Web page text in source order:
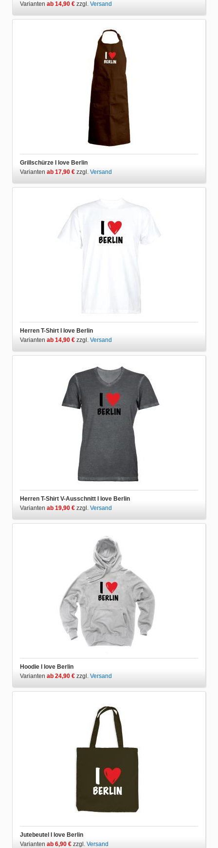
Varianten ab 14,90 € zzgl. Versand
Grillschürze I love Berlin
Varianten ab 17,90 € zzgl. Versand
Herren T-Shirt I love Berlin
Varianten ab 14,90 € zzgl. Versand
Herren T-Shirt V-Ausschnitt I love Berlin
Varianten ab 19,90 € zzgl. Versand
Hoodie I love Berlin
Varianten ab 24,90 € zzgl. Versand
Jutebeutel I love Berlin
Varianten ab 6,90 € zzgl. Versand